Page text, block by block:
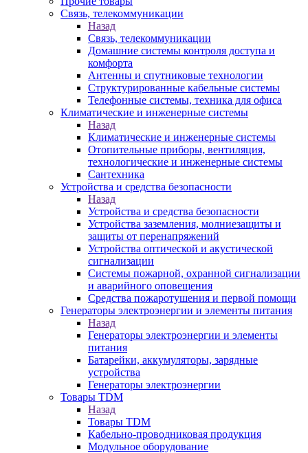
Связь, телекоммуникации
Назад
Связь, телекоммуникации
Домашние системы контроля доступа и
комфорта
Антенны и спутниковые технологии
Структурированные кабельные системы
Телефонные системы, техника для офиса
Климатические и инженерные системы
Назад
Климатические и инженерные системы
Отопительные приборы, вентиляция,
технологические и инженерные системы
Сантехника
Устройства и средства безопасности
Назад
Устройства и средства безопасности
Устройства заземления, молниезащиты и
защиты от перенапряжений
Устройства оптической и акустической
сигнализации
Системы пожарной, охранной сигнализации
и аварийного оповещения
Средства пожаротушения и первой помощи
Генераторы электроэнергии и элементы питания
Назад
Генераторы электроэнергии и элементы
питания
Батарейки, аккумуляторы, зарядные
устройства
Генераторы электроэнергии
Товары TDM
Назад
Товары TDM
Кабельно-проводниковая продукция
Модульное оборудование